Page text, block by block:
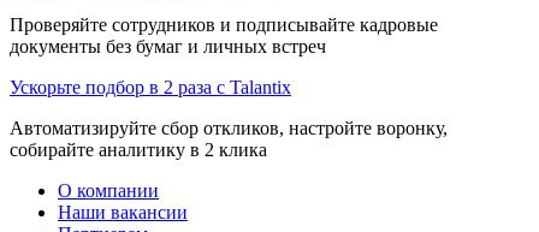
Проверяйте сотрудников и подписывайте кадровые
документы без бумаг и личных встреч
Ускорьте подбор в 2 раза с Talantix
Автоматизируйте сбор откликов, настройте воронку,
собирайте аналитику в 2 клика
О компании
Наши вакансии